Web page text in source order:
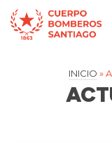
INICIO »